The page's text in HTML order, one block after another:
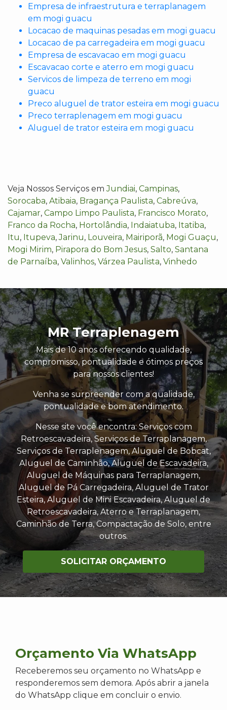
Empresa de infraestrutura e terraplanagem
em mogi guacu
Locacao de maquinas pesadas em mogi guacu
Locacao de pa carregadeira em mogi guacu
Empresa de escavacao em mogi guacu
Escavacao corte e aterro em mogi guacu
Servicos de limpeza de terreno em mogi
guacu
Preco aluguel de trator esteira em mogi guacu
Preco terraplenagem em mogi guacu
Aluguel de trator esteira em mogi guacu
Veja Nossos Serviços emJundiai, Campinas,
Sorocaba, Atibaia, Bragança Paulista, Cabreúva,
Cajamar, Campo Limpo Paulista, Francisco Morato,
Franco da Rocha, Hortolândia, Indaiatuba, Itatiba,
Itu, Itupeva,Jarinu, Louveira, Mairiporã, Mogi Guaçu,
Mogi Mirim, Pirapora do Bom Jesus, Salto, Santana
de Parnaíba, Valinhos, Várzea Paulista, Vinhedo
MR Terraplenagem
Mais de 10 anos oferecendo qualidade,
compromisso, pontualidade e ótimos preços
para nossos clientes!
Venha se surpreender com a qualidade,
pontualidade e bom atendimento.
Nesse site você encontra: Serviços com
Retroescavadeira, Serviços de Terraplanagem,
Serviços de Terraplenagem, Aluguel de Bobcat,
Aluguel de Caminhão, Aluguel de Escavadeira,
Aluguel de Máquinas para Terraplanagem,
Aluguel de Pá Carregadeira, Aluguel de Trator
Esteira, Aluguel de Mini Escavadeira, Aluguel de
Retroescavadeira, Aterro e Terraplanagem,
Caminhão de Terra, Compactação de Solo, entre
outros.
SOLICITAR ORÇAMENTO
Orçamento Via WhatsApp
Receberemos seu orçamento no WhatsApp e
responderemos sem demora. Após abrir a janela
do WhatsApp clique em concluir o envio.